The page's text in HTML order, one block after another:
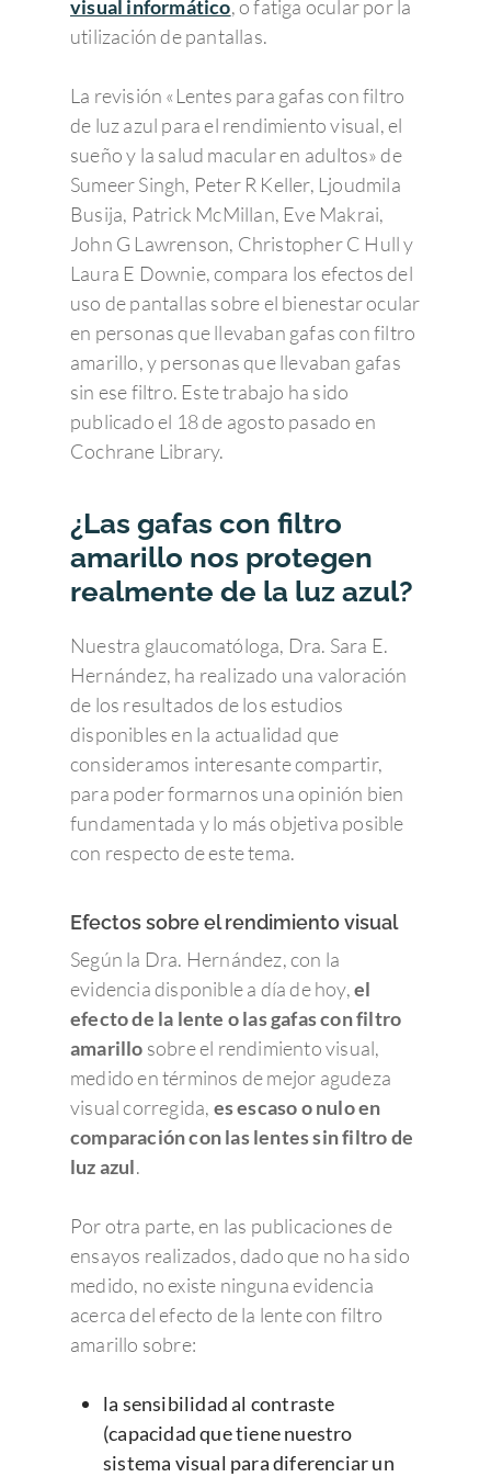
visual informático, o fatiga ocular por la
utilización de pantallas.
La revisión «Lentes para gafas con filtro
de luz azul para el rendimiento visual, el
sueño y la salud macular en adultos» de
Sumeer Singh, Peter R Keller, Ljoudmila
Busija, Patrick McMillan, Eve Makrai,
John G Lawrenson, Christopher C Hull y
Laura E Downie, compara los efectos del
uso de pantallas sobre el bienestar ocular
en personas que llevaban gafas con filtro
amarillo, y personas que llevaban gafas
sin ese filtro. Este trabajo ha sido
publicado el 18 de agosto pasado en
Cochrane Library.
¿Las gafas con filtro
amarillo nos protegen
realmente de la luz azul?
Nuestra glaucomatóloga, Dra. Sara E.
Hernández, ha realizado una valoración
de los resultados de los estudios
disponibles en la actualidad que
consideramos interesante compartir,
para poder formarnos una opinión bien
fundamentada y lo más objetiva posible
con respecto de este tema.
Efectos sobre el rendimiento visual
Según la Dra. Hernández, con la
evidencia disponible a día de hoy,el
efecto de la lente o las gafas con filtro
amarillo sobre el rendimiento visual,
medido en términos de mejor agudeza
visual corregida, es escaso o nulo en
comparación con las lentes sin filtro de
luz azul.
Por otra parte, en las publicaciones de
ensayos realizados, dado que no ha sido
medido, no existe ninguna evidencia
acerca del efecto de la lente con filtro
amarillo sobre:
la sensibilidad al contraste
(capacidad que tiene nuestro
sistema visual para diferenciar un